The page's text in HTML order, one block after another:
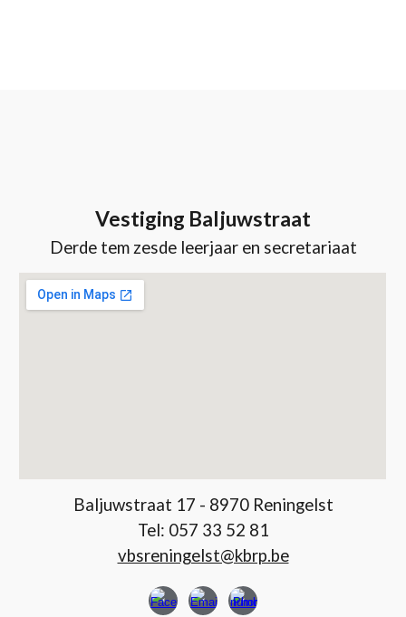
Vestiging Baljuwstraat
Derde tem zesde leerjaar en secretariaat
Baljuwstraat 17 - 8970 Reningelst
Tel: 057 33 52 81
vbsreningelst@kbrp.be